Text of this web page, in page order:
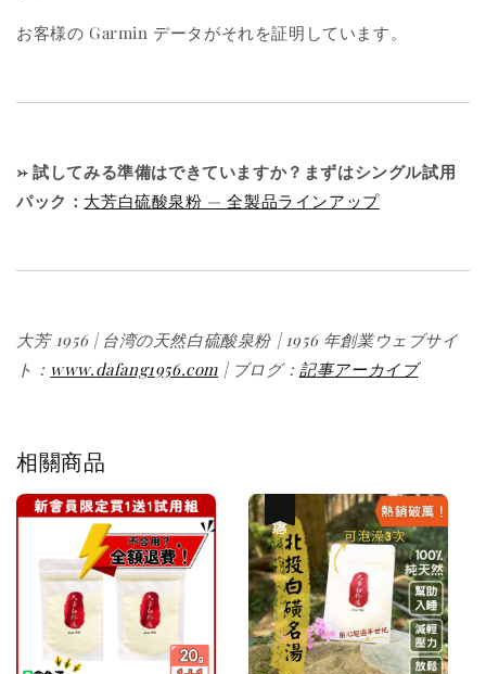
お客様の Garmin データがそれを証明しています。
→ 試してみる準備はできていますか？まずはシングル試用
パック： 大芳白硫酸泉粉 — 全製品ラインアップ
大芳 1956 | 台湾の天然白硫酸泉粉 | 1956 年創業ウェブサイ
ト： www.dafang1956.com | ブログ：記事アーカイブ
相關商品